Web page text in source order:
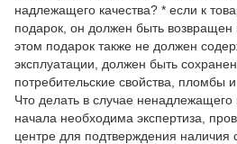
надлежащего качества? * если к
подарок, он должен быть
этом подарок также не должен
эксплуатации, должен быть
потребительские свойства, пломбы
Что делать в случае ненадлежащего
начала необходима экспертиза,
центре для подтверждения наличия